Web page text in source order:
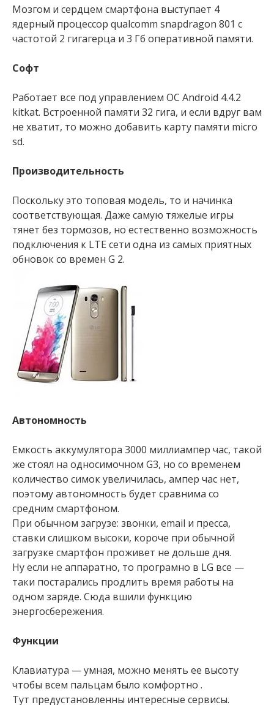
Мозгом и сердцем смартфона выступает 4
ядерный процессор qualcomm snapdragon 801 с
частотой 2 гигагерца и 3 Гб оперативной памяти.
Софт
Работает все под управлением ОС Аndroid 4.4.2
kitkat. Встроенной памяти 32 гига, и если вдруг вам
не хватит, то можно добавить карту памяти micro
sd.
Производительность
Поскольку это топовая модель, то и начинка
соответствующая. Даже самую тяжелые игры
тянет без тормозов, но естественно возможность
подключения к LTE сети одна из самых приятных
обновок со времен G 2.
Автономность
Емкость аккумулятора 3000 миллиампер час, такой
же стоял на односимочном G3, но со временем
количество симок увеличилась, ампер час нет,
поэтому автономность будет сравнима со
средним смартфоном.
При обычном загрузе: звонки, email и пресса,
ставки слишком высоки, короче при обычной
загрузке смартфон проживет не дольше дня.
Ну если не аппаратно, то програмно в LG все —
таки постарались продлить время работы на
одном заряде. Сюда вшили функцию
энергосбережения.
Функции
Клавиатура — умная, можно менять ее высоту
чтобы всем пальцам было комфортно .
Тут предустановленны интересные сервисы.